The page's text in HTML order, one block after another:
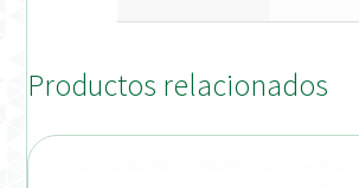
Productos relacionados